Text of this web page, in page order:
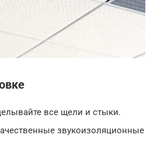
все щели и стыки.
звукоизоляционные